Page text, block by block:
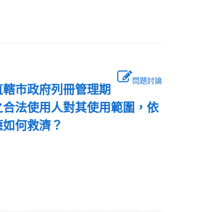
問題討論
市政府列冊管理期
法使用人對其使用範圍，依
如何救濟？